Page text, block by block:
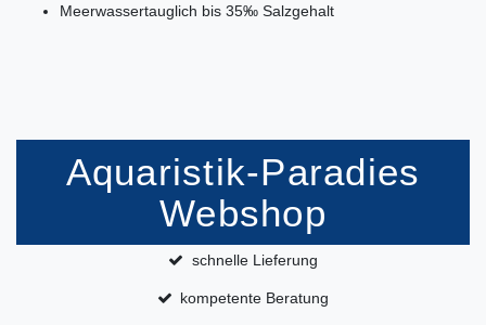
Meerwassertauglich bis 35‰ Salzgehalt
Aquaristik-Paradies
Webshop
schnelle Lieferung
kompetente Beratung